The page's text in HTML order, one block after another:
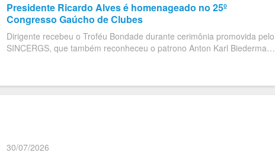
Presidente Ricardo Alves é homenageado no 25º
Congresso Gaúcho de Clubes
Dirigente recebeu o Troféu Bondade durante cerimônia promovida pelo
SINCERGS, que também reconheceu o patrono Anton Karl Biedermann
30/07/2026